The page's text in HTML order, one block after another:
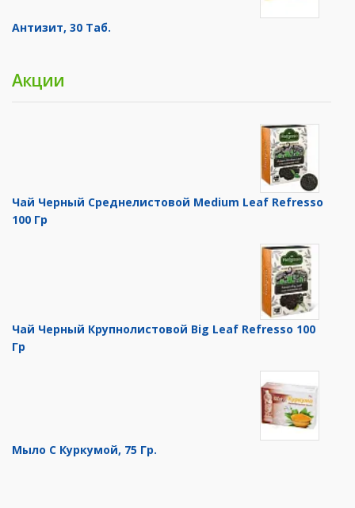
Антизит, 30 Таб.
Акции
Чай Черный Среднелистовой Medium Leaf Refresso
100 Гр
Чай Черный Крупнолистовой Big Leaf Refresso 100
Гр
Мыло С Куркумой, 75 Гр.